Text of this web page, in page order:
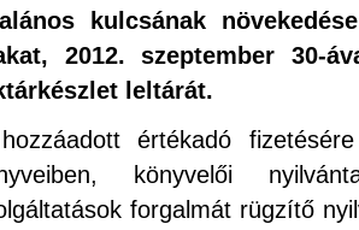
kulcsának
2012. szeptember 30-
leltárát.
értékadó
könyvelői
forgalmát rügzítő